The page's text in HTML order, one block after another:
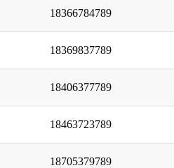
18366784789
18369837789
18406377789
18463723789
18705379789